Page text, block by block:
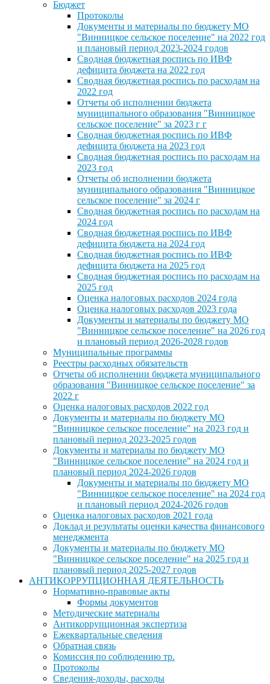
Бюджет
Протоколы
Документы и материалы по бюджету МО
"Винницкое сельское поселение" на 2022 год
и плановый период 2023-2024 годов
Сводная бюджетная роспись по ИВФ
дефицита бюджета на 2022 год
Сводная бюджетная роспись по расходам на
2022 год
Отчеты об исполнении бюджета
муниципального образования "Винницкое
сельское поселение" за 2023 г г
Сводная бюджетная роспись по ИВФ
дефицита бюджета на 2023 год
Сводная бюджетная роспись по расходам на
2023 год
Отчеты об исполнении бюджета
муниципального образования "Винницкое
сельское поселение" за 2024 г
Сводная бюджетная роспись по расходам на
2024 год
Сводная бюджетная роспись по ИВФ
дефицита бюджета на 2024 год
Сводная бюджетная роспись по ИВФ
дефицита бюджета на 2025 год
Сводная бюджетная роспись по расходам на
2025 год
Оценка налоговых расходов 2024 года
Оценка налоговых расходов 2023 года
Документы и материалы по бюджету МО
"Винницкое сельское поселение" на 2026 год
и плановый период 2026-2028 годов
Муниципальные программы
Реестры расходных обязательств
Отчеты об исполнении бюджета муниципального
образования "Винницкое сельское поселение" за
2022 г
Оценка налоговых расходов 2022 год
Документы и материалы по бюджету МО
"Винницкое сельское поселение" на 2023 год и
плановый период 2023-2025 годов
Документы и материалы по бюджету МО
"Винницкое сельское поселение" на 2024 год и
плановый период 2024-2026 годов
Документы и материалы по бюджету МО
"Винницкое сельское поселение" на 2024 год
и плановый период 2024-2026 годов
Оценка налоговых расходов 2021 года
Доклад и результаты оценки качества финансового
менеджмента
Документы и материалы по бюджету МО
"Винницкое сельское поселение" на 2025 год и
плановый период 2025-2027 годов
АНТИКОРРУПЦИОННАЯ ДЕЯТЕЛЬНОСТЬ
Нормативно-правовые акты
Формы документов
Методические материалы
Антикоррупционная экспертиза
Ежеквартальные сведения
Обратная связь
Комиссия по соблюдению тр.
Протоколы
Сведения-доходы, расходы